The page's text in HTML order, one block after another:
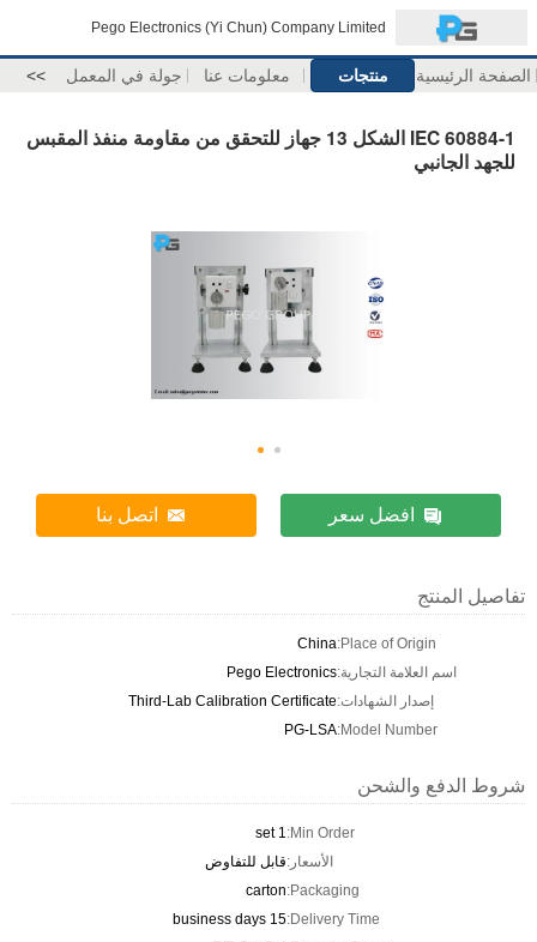
Pego Electronics (Yi Chun) Company Limited
الصفحة الرئيسية منتجات معلومات عنا جولة في المعمل >>
IEC 60884-1 الشكل 13 جهاز للتحقق من مقاومة منفذ المقبس
للجهد الجانبي
افضل سعر اتصل بنا
تفاصيل المنتج
Place of Origin:
China
اسم العلامة التجارية:Pego Electronics
إصدار الشهادات:Third-Lab Calibration Certificate
Model Number:
PG-LSA
شروط الدفع والشحن
Min Order:
1 set
الأسعار:قابل للتفاوض
Packaging:
carton
Delivery Time:
15 business days